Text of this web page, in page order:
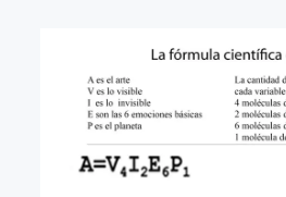
La Fórmula
Manifiesto
Association